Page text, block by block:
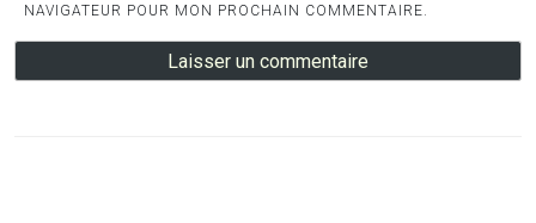
NAVIGATEUR POUR MON PROCHAIN COMMENTAIRE.